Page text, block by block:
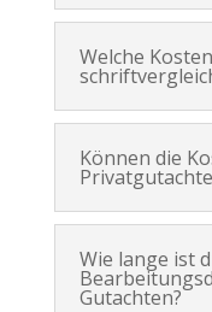
Welche
Können die
Wie lange ist
Gutachten?